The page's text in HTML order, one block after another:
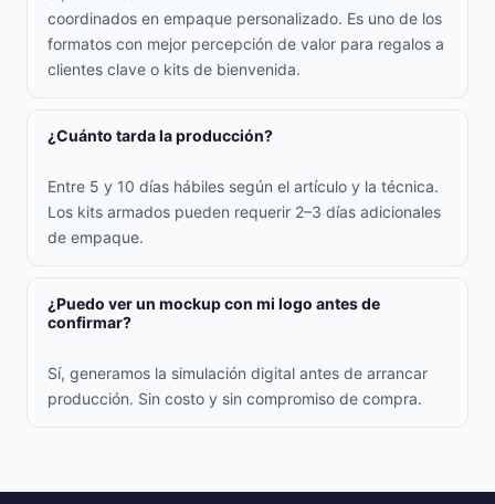
coordinados en empaque personalizado. Es uno de los
formatos con mejor percepción de valor para regalos a
clientes clave o kits de bienvenida.
¿Cuánto tarda la producción?
Entre 5 y 10 días hábiles según el artículo y la técnica.
Los kits armados pueden requerir 2–3 días adicionales
de empaque.
¿Puedo ver un mockup con mi logo antes de
confirmar?
Sí, generamos la simulación digital antes de arrancar
producción. Sin costo y sin compromiso de compra.